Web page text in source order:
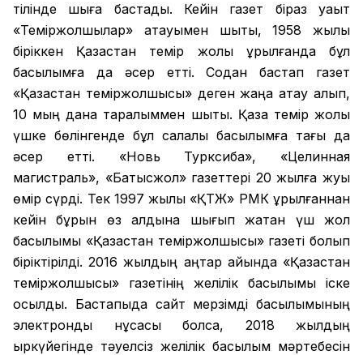
тілінде шыға бастады. Кейін газет біраз уақыт
«Теміржолшылар» атауымен шықты, 1958 жылы
біріккен Қазақстан темір жолы құрылғанда бұл
басылымға да әсер етті. Содан бастап газет
«Қазақстан теміржолшысы» деген жаңа атау алып,
10 мың дана таралыммен шықты. Қазақ темір жолы
үшке бөлінгенде бұл салалық басылымға тағы да
әсер етті. «Новь Турксиба», «Целинная
магистраль», «Батысжол» газеттері 20 жылға жуық
өмір сүрді. Тек 1997 жылы «ҚТЖ» РМК құрылғаннан
кейін бұрын өз алдына шығып жатқан үш жол
басылымы «Қазақстан теміржолшысы» газеті болып
біріктірілді. 2016 жылдың қаңтар айында «Қазақстан
теміржолшысы» газетінің желілік басылымы іске
қосылды. Бастапқыда сайт мерзімді басылымының
электронды нұсқасы болса, 2018 жылдың
қыркүйегінде тәуелсіз желілік басылым мәртебесін